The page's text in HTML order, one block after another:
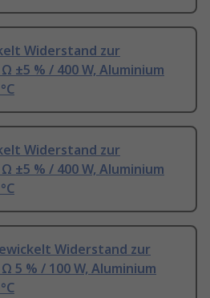
Widerstand zur
±5 % / 400 W, Aluminium
Widerstand zur
±5 % / 400 W, Aluminium
Widerstand zur
5 % / 100 W, Aluminium